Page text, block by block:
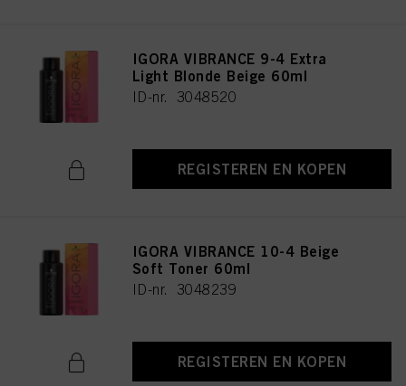
IGORA VIBRANCE 9-4 Extra
Light Blonde Beige 60ml
ID-nr. 3048520
REGISTEREN EN KOPEN
IGORA VIBRANCE 10-4 Beige
Soft Toner 60ml
ID-nr. 3048239
REGISTEREN EN KOPEN